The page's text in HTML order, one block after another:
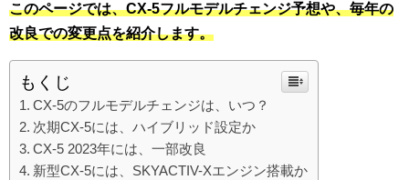
このページでは、CX-5フルモデルチェンジ予想や、毎年の
改良での変更点を紹介します。
もくじ
CX-5のフルモデルチェンジは、いつ？
次期CX-5には、ハイブリッド設定か
CX-5 2023年には、一部改良
新型CX-5には、SKYACTIV-Xエンジン搭載か